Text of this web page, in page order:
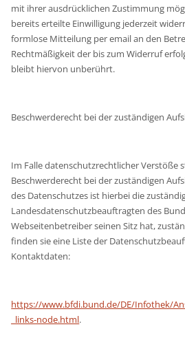
mit ihrer ausdrücklichen Zustimmung
bereits erteilte Einwilligung jederzeit
formlose Mitteilung per email an den
Rechtmäßigkeit der bis zum Widerruf
bleibt hiervon unberührt.
Beschwerderecht bei der zuständigen
Im Falle datenschutzrechtlicher Verstöße
Beschwerderecht bei der zuständigen
des Datenschutzes ist hierbei die
Landesdatenschutzbeauftragten des
Webseitenbetreiber seinen Sitz hat,
finden sie eine Liste der
Kontaktdaten:
https://www.bfdi.bund.de/DE/Infothek/
_links-node.html.